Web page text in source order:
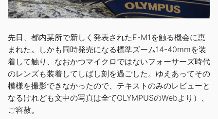
先日、都内某所で新しく発表されたE-M1を触る機会に恵
まれた。しかも同時発売になる標準ズーム14-40mmを装
着して触り、なおかつマイクロではないフォーサーズ時代
のレンズも装着してしばし刻を過ごした。ゆえあってその
模様を撮影できなかったので、テキストのみのレビューと
なるけれども文中の写真は全てOLYMPUSのWebより）、
ご容赦。